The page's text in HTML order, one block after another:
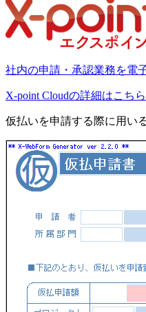
社内の申請・承認業務を電
X-point Cloudの詳細はこちら
仮払いを申請する際に用い